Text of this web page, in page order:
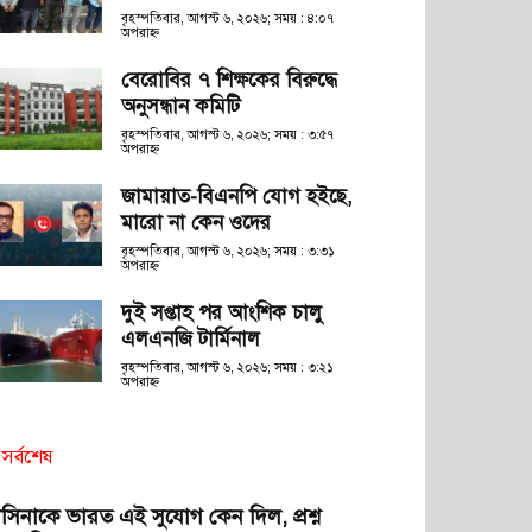
বৃহস্পতিবার, আগস্ট ৬, ২০২৬; সময় : ৪:০৭
অপরাহ্ণ
বেরোবির ৭ শিক্ষকের বিরুদ্ধে
অনুসন্ধান কমিটি
বৃহস্পতিবার, আগস্ট ৬, ২০২৬; সময় : ৩:৫৭
অপরাহ্ণ
জামায়াত-বিএনপি যোগ হইছে,
মারো না কেন ওদের
বৃহস্পতিবার, আগস্ট ৬, ২০২৬; সময় : ৩:৩১
অপরাহ্ণ
দুই সপ্তাহ পর আংশিক চালু
এলএনজি টার্মিনাল
বৃহস্পতিবার, আগস্ট ৬, ২০২৬; সময় : ৩:২১
অপরাহ্ণ
সর্বশেষ
ভারত এই সুযোগ কেন দিল, প্রশ্ন